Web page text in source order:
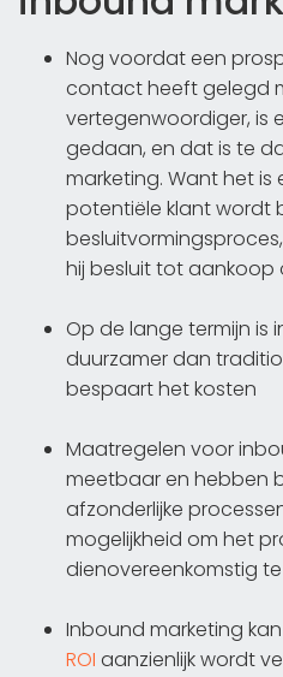
Nog voordat een
contact heeft gelegd
vertegenwoordiger, is
gedaan, en dat is te
marketing. Want het is
potentiële klant wordt
hij besluit tot aankoop
Op de lange termijn is
duurzamer dan
bespaart het kosten
Maatregelen voor
meetbaar en hebben
afzonderlijke
mogelijkheid om het
dienovereenkomstig
Inbound marketing
ROI aanzienlijk wordt